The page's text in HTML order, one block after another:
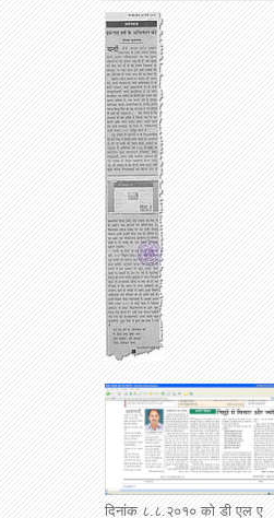
दिनांक ८.८.२०१० को डी एल ए